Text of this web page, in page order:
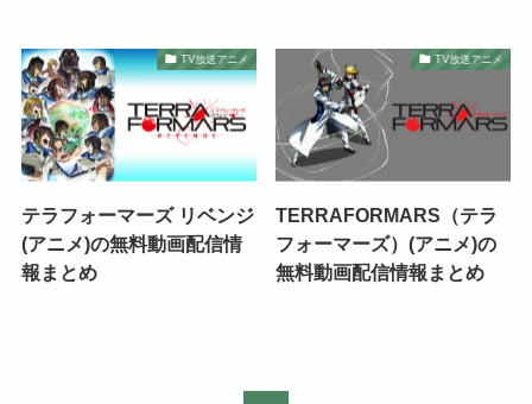
TV放送アニメ
テラフォーマーズ リベンジ
(アニメ)の無料動画配信情
報まとめ
TV放送アニメ
TERRAFORMARS（テラ
フォーマーズ）(アニメ)の
無料動画配信情報まとめ